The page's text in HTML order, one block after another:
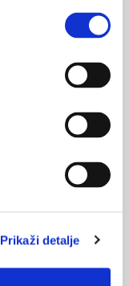
Prikaži detalje